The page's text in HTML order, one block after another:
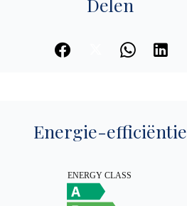
Energie-efficiëntie